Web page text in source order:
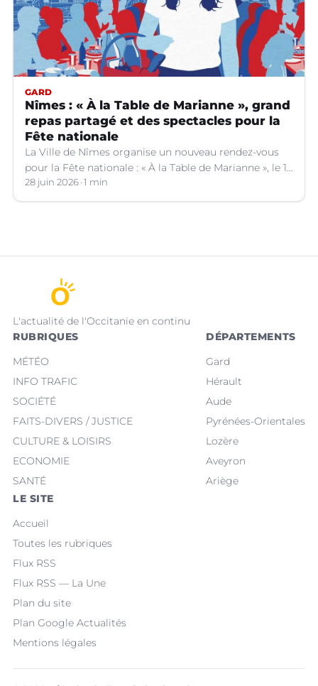
GARD
Nîmes : « À la Table de Marianne », grand
repas partagé et des spectacles pour la
Fête nationale
La Ville de Nîmes organise un nouveau rendez-vous
pour la Fête nationale : « À la Table de Marianne », le 13
juillet prochain.
28 juin 2026 1 min
L'actualité de l'Occitanie en continu
RUBRIQUES
MÉTÉO
INFO TRAFIC
SOCIÉTÉ
FAITS-DIVERS / JUSTICE
CULTURE & LOISIRS
ECONOMIE
SANTÉ
DÉPARTEMENTS
Gard
Hérault
Aude
Pyrénées-Orientales
Lozère
Aveyron
Ariège
LE SITE
Accueil
Toutes les rubriques
Flux RSS
Flux RSS — La Une
Plan du site
Plan Google Actualités
Mentions légales